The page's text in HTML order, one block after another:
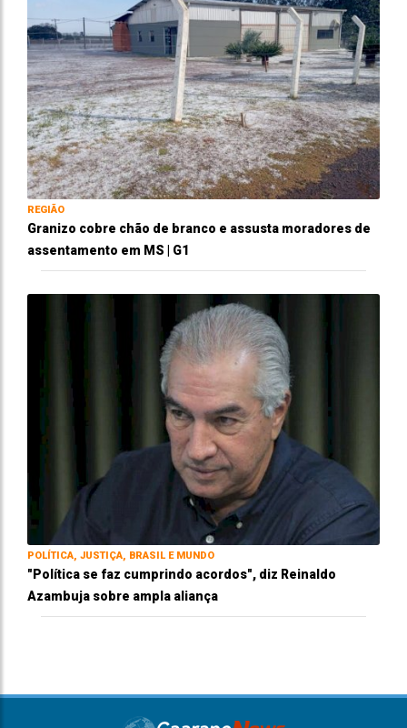
REGIÃO
Granizo cobre chão de branco e assusta moradores de
assentamento em MS | G1
POLÍTICA, JUSTIÇA, BRASIL E MUNDO
"Política se faz cumprindo acordos", diz Reinaldo
Azambuja sobre ampla aliança